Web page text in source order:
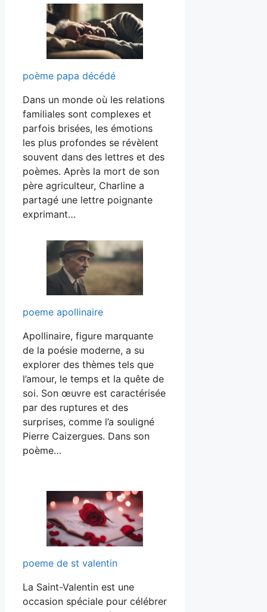
poème papa décédé
Dans un monde où les relations
familiales sont complexes et
parfois brisées, les émotions
les plus profondes se révèlent
souvent dans des lettres et des
poèmes. Après la mort de son
père agriculteur, Charline a
partagé une lettre poignante
exprimant…
poeme apollinaire
Apollinaire, figure marquante
de la poésie moderne, a su
explorer des thèmes tels que
l’amour, le temps et la quête de
soi. Son œuvre est caractérisée
par des ruptures et des
surprises, comme l’a souligné
Pierre Caizergues. Dans son
poème…
poeme de st valentin
La Saint-Valentin est une
occasion spéciale pour célébrer